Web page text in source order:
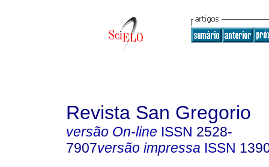
Revista San Gregorio
versão On-line ISSN 2528-
7907versão impressa ISSN